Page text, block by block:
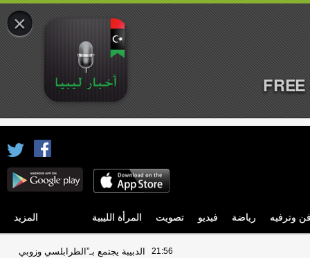
وترفيه رياضة فيديو تصويت المرأة الليبية المزيد
21:56
الدبيبة يجتمع بـ”الطرابلسي وزوبي
×